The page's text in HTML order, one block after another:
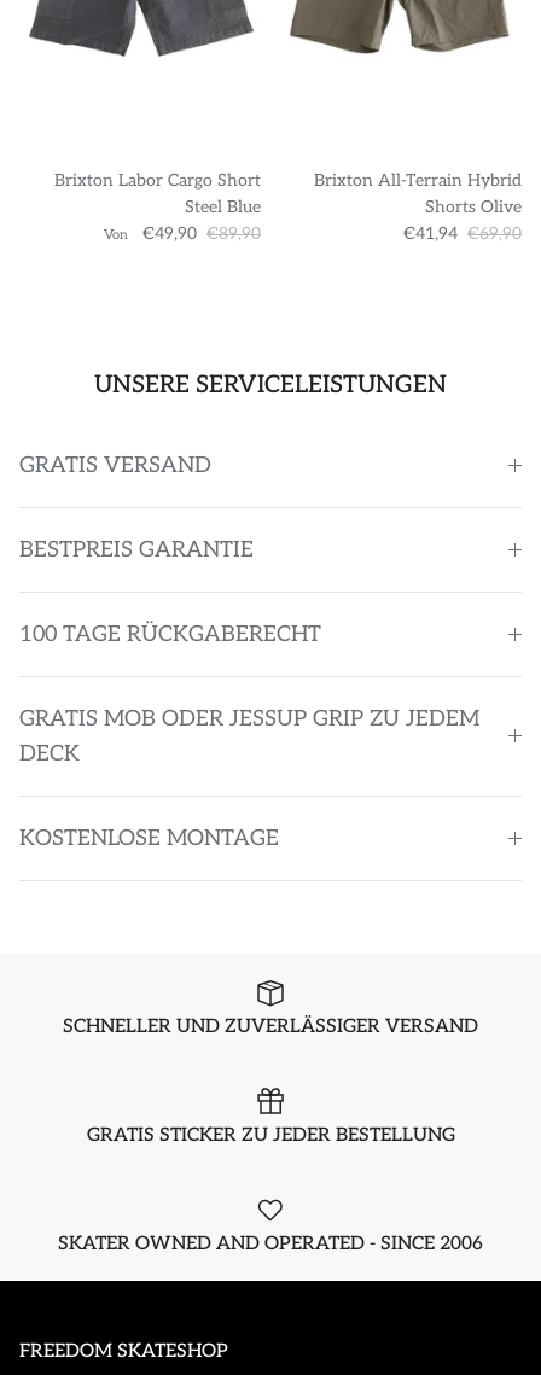
Brixton Labor Cargo Short
Steel Blue
Von €49,90 €89,90
Brixton All-Terrain Hybrid
Shorts Olive
€41,94 €69,90
UNSERE SERVICELEISTUNGEN
GRATIS VERSAND
BESTPREIS GARANTIE
100 TAGE RÜCKGABERECHT
GRATIS MOB ODER JESSUP GRIP ZU JEDEM
DECK
KOSTENLOSE MONTAGE
SCHNELLER UND ZUVERLÄSSIGER VERSAND
GRATIS STICKER ZU JEDER BESTELLUNG
SKATER OWNED AND OPERATED - SINCE 2006
FREEDOM SKATESHOP